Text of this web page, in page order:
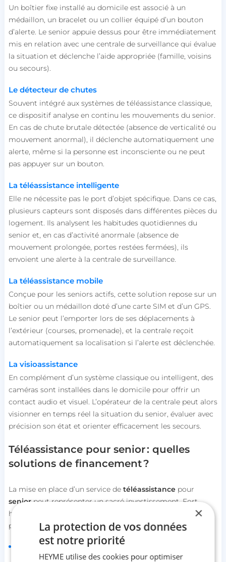
Un boîtier fixe installé au domicile est associé à un
médaillon, un bracelet ou un collier équipé d’un bouton
d’alerte. Le senior appuie dessus pour être immédiatement
mis en relation avec une centrale de surveillance qui évalue
la situation et déclenche l’aide appropriée (famille, voisins
ou secours).
Le détecteur de chutes
Souvent intégré aux systèmes de téléassistance classique,
ce dispositif analyse en continu les mouvements du senior.
En cas de chute brutale détectée (absence de verticalité ou
mouvement anormal), il déclenche automatiquement une
alerte, même si la personne est inconsciente ou ne peut
pas appuyer sur un bouton.
La téléassistance intelligente
Elle ne nécessite pas le port d’objet spécifique. Dans ce cas,
plusieurs capteurs sont disposés dans différentes pièces du
logement. Ils analysent les habitudes quotidiennes du
senior et, en cas d’activité anormale (absence de
mouvement prolongée, portes restées fermées), ils
envoient une alerte à la centrale de surveillance.
La téléassistance mobile
Conçue pour les seniors actifs, cette solution repose sur un
boîtier ou un médaillon doté d’une carte SIM et d’un GPS.
Le senior peut l’emporter lors de ses déplacements à
l’extérieur (courses, promenade), et la centrale reçoit
automatiquement sa localisation si l’alerte est déclenchée.
La visioassistance
En complément d’un système classique ou intelligent, des
caméras sont installées dans le domicile pour offrir un
contact audio et visuel. L’opérateur de la centrale peut alors
visionner en temps réel la situation du senior, évaluer avec
précision son état et orienter efficacement les secours.
Téléassistance pour senior : quelles
solutions de financement ?
La mise en place d’un service de téléassistance pour
seniorpeut représenter un sacré investissement. Fort
heureusement, plusieurs dispositifs d’aide et subventions
permettent de réduire significativement son coût.
Le crédit d'Impôt :le service de
entre dans le cadre des services à la personne,
×
La protection de vos données
est notre priorité
HEYME utilise des cookies pour optimiser